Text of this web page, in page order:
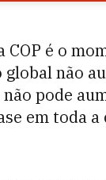
COP é o
não
pode
em toda